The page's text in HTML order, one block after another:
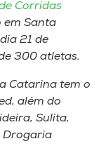
Corridas
em Santa
21 de
​300 atletas.
Catarina ​tem o
além do
Sulita,
Drogaria